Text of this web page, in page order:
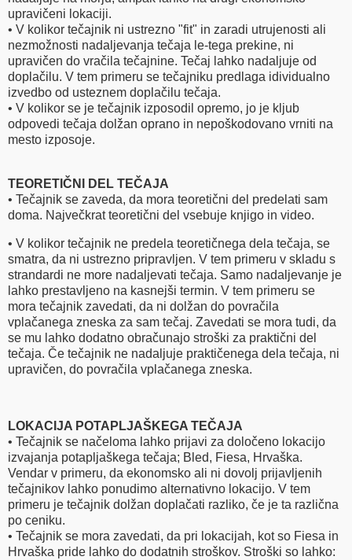
upravičeni lokaciji.
• V kolikor tečajnik ni ustrezno "fit" in zaradi utrujenosti ali
nezmožnosti nadaljevanja tečaja le-tega prekine, ni
upravičen do vračila tečajnine. Tečaj lahko nadaljuje od
doplačilu. V tem primeru se tečajniku predlaga idividualno
izvedbo od usteznem doplačilu tečaja.
• V kolikor se je tečajnik izposodil opremo, jo je kljub
odpovedi tečaja dolžan oprano in nepoškodovano vrniti na
mesto izposoje.
TEORETIČNI DEL TEČAJA
• Tečajnik se zaveda, da mora teoretični del predelati sam
doma. Največkrat teoretični del vsebuje knjigo in video.
• V kolikor tečajnik ne predela teoretičnega dela tečaja, se
smatra, da ni ustrezno pripravljen. V tem primeru v skladu s
strandardi ne more nadaljevati tečaja. Samo nadaljevanje je
lahko prestavljeno na kasnejši termin. V tem primeru se
mora tečajnik zavedati, da ni dolžan do povračila
vplačanega zneska za sam tečaj. Zavedati se mora tudi, da
se mu lahko dodatno obračunajo stroški za praktični del
tečaja. Če tečajnik ne nadaljuje praktičenega dela tečaja, ni
upravičen, do povračila vplačanega zneska.
LOKACIJA POTAPLJAŠKEGA TEČAJA
• Tečajnik se načeloma lahko prijavi za določeno lokacijo
izvajanja potapljaškega tečaja; Bled, Fiesa, Hrvaška.
Vendar v primeru, da ekonomsko ali ni dovolj prijavljenih
tečajnikov lahko ponudimo alternativno lokacijo. V tem
primeru je tečajnik dolžan doplačati razliko, če je ta različna
po ceniku.
• Tečajnik se mora zavedati, da pri lokacijah, kot so Fiesa in
Hrvaška pride lahko do dodatnih stroškov. Stroški so lahko: